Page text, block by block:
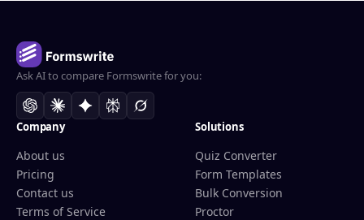
Ask AI to compare Formswrite for you:
Company
About us
Pricing
Contact us
Terms of Service
Solutions
Quiz Converter
Form Templates
Bulk Conversion
Proctor